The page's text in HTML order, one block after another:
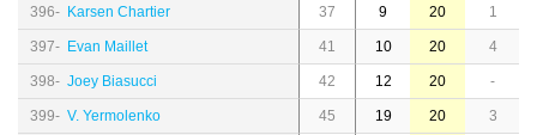
396- Karsen Chartier 37 9 20 1
397- Evan Maillet 41 10 20 4
398- Joey Biasucci 42 12 20 -
399- V. Yermolenko 45 19 20 3